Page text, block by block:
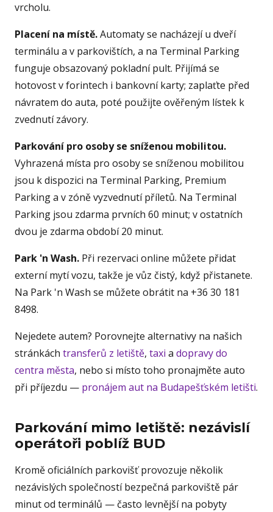
vrcholu.
Placení na místě.Automaty se nacházejí u dveří
terminálu a v parkovištích, a na Terminal Parking
funguje obsazovaný pokladní pult. Přijímá se
hotovost v forintech i bankovní karty; zaplaťte před
návratem do auta, poté použijte ověřeným lístek k
zvednutí závory.
Parkování pro osoby se sníženou mobilitou.
Vyhrazená místa pro osoby se sníženou mobilitou
jsou k dispozici na Terminal Parking, Premium
Parking a v zóně vyzvednutí příletů. Na Terminal
Parking jsou zdarma prvních 60 minut; v ostatních
dvou je zdarma období 20 minut.
Park 'n Wash. Při rezervaci online můžete přidat
externí mytí vozu, takže je vůz čistý, když přistanete.
Na Park 'n Wash se můžete obrátit na +36 30 181
8498.
Nejedete autem? Porovnejte alternativy na našich
stránkách transferů z letiště, taxi a dopravy do
centra města, nebo si místo toho pronajměte auto
při příjezdu — pronájem aut na Budapešťském letišti.
Parkování mimo letiště: nezávislí
operátoři poblíž BUD
Kromě oficiálních parkovišť provozuje několik
nezávislých společností bezpečná parkoviště pár
minut od terminálů — často levnější na pobyty